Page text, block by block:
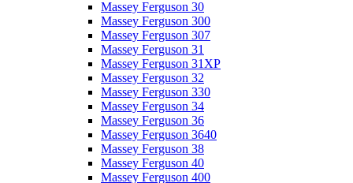
Massey Ferguson 30
Massey Ferguson 300
Massey Ferguson 307
Massey Ferguson 31
Massey Ferguson 31XP
Massey Ferguson 32
Massey Ferguson 330
Massey Ferguson 34
Massey Ferguson 36
Massey Ferguson 3640
Massey Ferguson 38
Massey Ferguson 40
Massey Ferguson 400